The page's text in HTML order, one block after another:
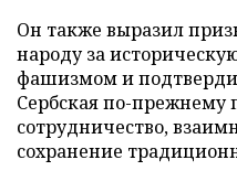
Он также выразил
народу за
фашизмом и
Сербская по-прежнему
сотрудничество,
сохранение